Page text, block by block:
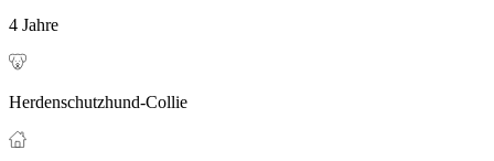
4 Jahre
Herdenschutzhund-Collie